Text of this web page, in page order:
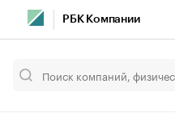
РБК Компании